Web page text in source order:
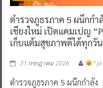
ตำรวจภูธรภาค 5 ผนึกกำ
เชียงใหม่ เปิดแคมเปญ
เก็บแต้มสุขภาพดีได้ทุกวั
31 กรกฎาคม 2026 ^ jo
ตำรวจภูธรภาค 5 ผนึกกำลัง